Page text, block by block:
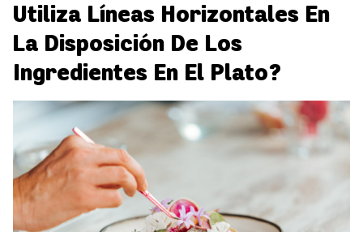
Utiliza Líneas Horizontales En
La Disposición De Los
Ingredientes En El Plato?